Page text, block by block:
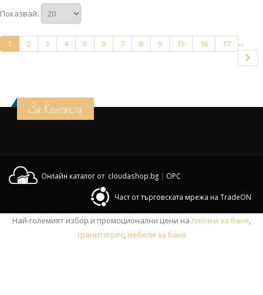
Показвай:
1 2 3 4 5 6 7 8 9 ...
15 16 17
За Контакти
Онлайн каталог от cloudashop.bg | OPC
Част от търговската мрежа на TradeON
Най-големият избор и промоционални цени на плочки за баня,
гранитогрес, мебели за баня